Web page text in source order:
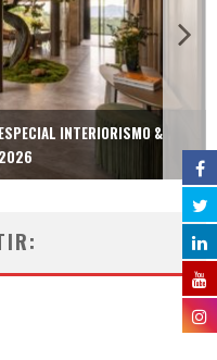
INTERIORISMO &